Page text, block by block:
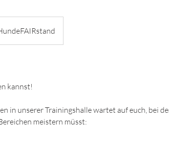
kannst!
in unserer Trainingshalle wartet auf euch, bei
meistern müsst: